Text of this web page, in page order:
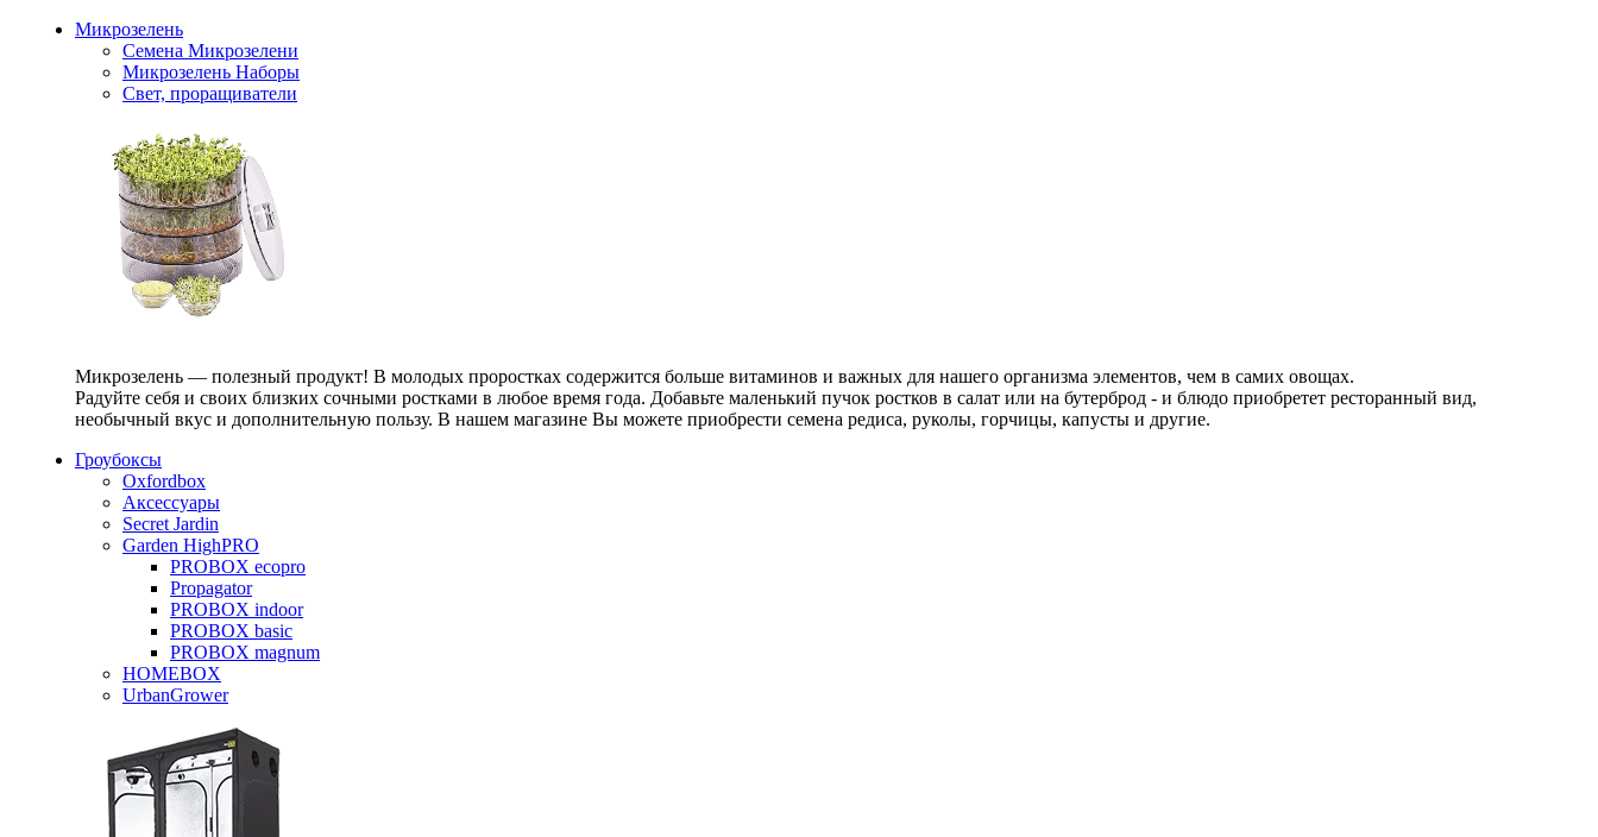
Микрозелень
Семена Микрозелени
Микрозелень Наборы
Свет, проращиватели
Микрозелень — полезный продукт! В молодых проростках содержится больше витаминов и важных для нашего организма элементов, чем в самих овощах.
Радуйте себя и своих близких сочными ростками в любое время года. Добавьте маленький пучок ростков в салат или на бутерброд - и блюдо приобретет ресторанный вид,
необычный вкус и дополнительную пользу. В нашем магазине Вы можете приобрести семена редиса, руколы, горчицы, капусты и другие.
Гроубоксы
Oxfordbox
Аксессуары
Secret Jardin
Garden HighPRO
PROBOX ecopro
Propagator
PROBOX indoor
PROBOX basic
PROBOX magnum
HOMEBOX
UrbanGrower